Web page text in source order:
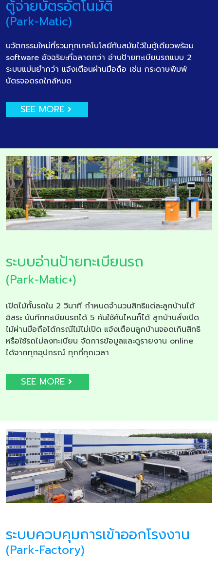
ตู้จ่ายบัตรอัตโนมัติ
(Park-Matic)
นวัตกรรมใหม่ที่รวมทุกเทคโนโลยีทันสมัยไว้ในตู้เดียวพร้อม
software อัจฉริยะที่ฉลาดกว่า อ่านป้ายทะเบียนรถแบบ 2
ระบบแม่นยำกว่า แจ้งเตือนผ่านมือถือ เช่น กระดาษพิมพ์
บัตรจอดรถใกล้หมด
SEE MORE
ระบบอ่านป้ายทะเบียนรถ
(Park-Matic+)
เปิดไม้กั้นรถใน 2 วินาที กำหนดจำนวนสิทธิแต่ละลูกบ้านได้
อิสระ บันทึกทะเบียนรถได้ 5 คันใช้คันไหนก็ได้ ลูกบ้านสั่งเปิด
ไม้ผ่านมือถือได้กรณีไม้ไม่เปิด แจ้งเตือนลูกบ้านจอดเกินสิทธิ
หรือใช้รถไม่ลงทะเบียน จัดการข้อมูลและดูรายงาน online
ได้จากทุกอุปกรณ์ ทุกที่ทุกเวลา
SEE MORE
ระบบควบคุมการเข้าออกโรงงาน
(Park-Factory)